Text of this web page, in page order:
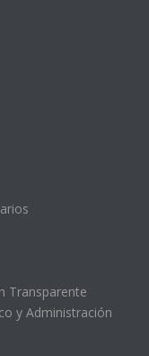
Transparente
y Administración